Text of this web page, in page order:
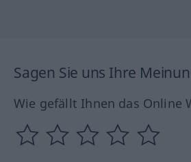
Sagen Sie uns Ihre
Wie gefällt Ihnen das Online